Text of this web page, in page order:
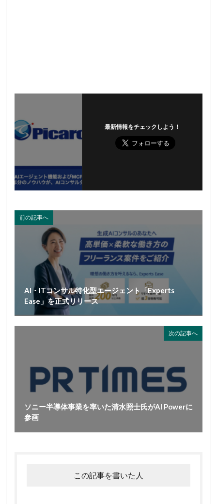
最新情報をチェックしよう！
前の記事へ
AI・ITコンサル特化型エージェント「Experts
Ease」を正式リリース
次の記事へ
ソニー半導体事業を率いた清水照士氏がAI Powerに
参画
この記事を書いた人